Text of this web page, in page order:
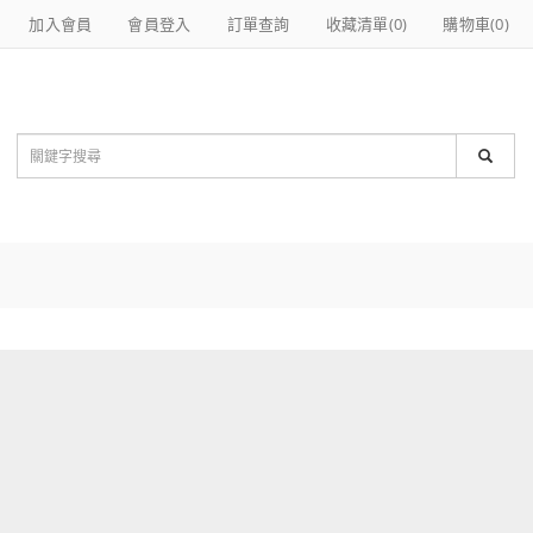
加入會員 會員登入 訂單查詢 收藏清單(0) 購物車(0)